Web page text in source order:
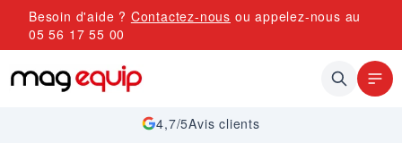
Allez au contenu
Besoin d'aide ? Contactez-nous ou appelez-nous au
05 56 17 55 00
4,7/5Avis clients